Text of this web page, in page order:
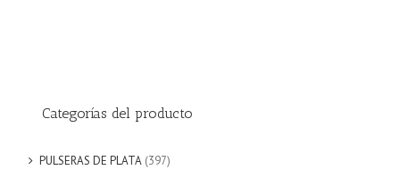
Categorías del producto
PULSERAS DE PLATA (397)